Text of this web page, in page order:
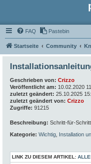
FAQ Pastebin
Startseite Community
Geschrieben von: Crizzo
Veröffentlicht am: 10.02.2020
zuletzt geändert: 25.10.2025
zuletzt geändert von: Crizzo
Zugriffe: 91215
Beschreibung: Schritt-für-
Kategorie: Wichtig Installation
LINK ZU DIESEM ARTIKEL: